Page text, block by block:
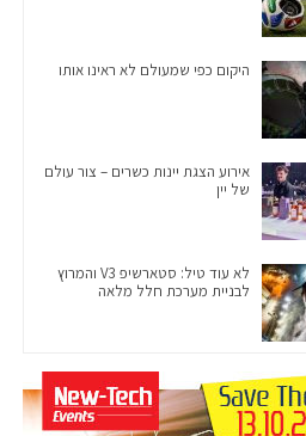
היקום כפי שמעולם לא ראינו אותו
אירוע הצגת יינות כשרים – צור עולם
של יין
לא עוד טיל: סטארשיפ V3 והמרוץ
לבניית מערכת חלל מלאה